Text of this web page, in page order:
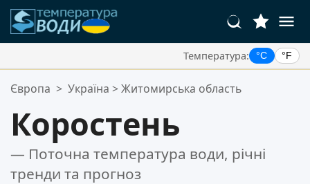
Температура: °C °F
Ваші Улюблені Місця:
Європа > Україна >Житомирська область
Коростень
— Поточна температура води, річні
тренди та прогноз